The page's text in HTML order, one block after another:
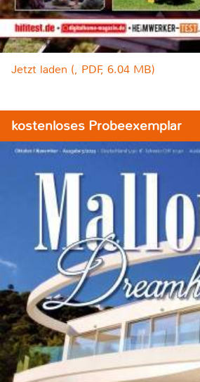
Jetzt laden (, PDF, 6.04 MB)
kostenloses Probeexemplar